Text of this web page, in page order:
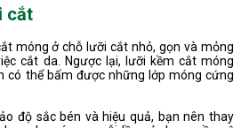
cắt
móng ở chỗ lưỡi cắt nhỏ, gọn và mỏng
cắt da. Ngược lại, lưỡi kềm cắt móng
có thể bấm được những lớp móng cứng
độ sắc bén và hiệu quả, bạn nên thay